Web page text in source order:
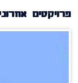
פרויקטים